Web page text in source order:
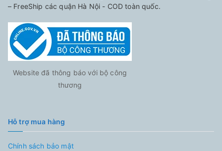
– FreeShip các quận Hà Nội - COD toàn quốc.
Website đã thông báo với bộ công
thương
Hỗ trợ mua hàng
Chính sách bảo mật